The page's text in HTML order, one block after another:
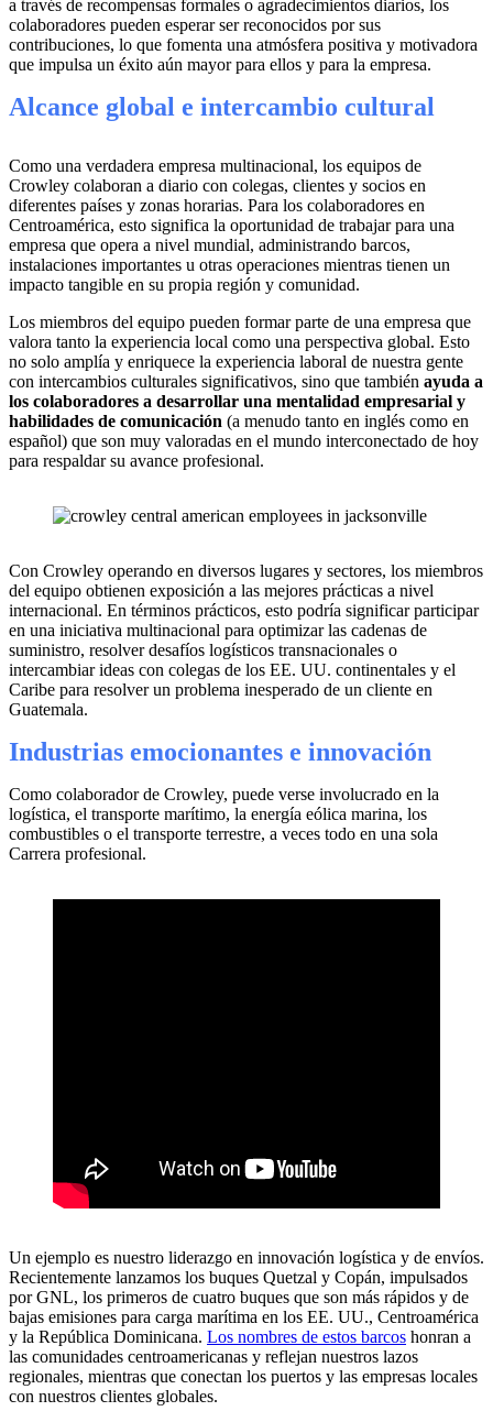
a través de recompensas formales o agradecimientos diarios, los
colaboradores pueden esperar ser reconocidos por sus
contribuciones, lo que fomenta una atmósfera positiva y motivadora
que impulsa un éxito aún mayor para ellos y para la empresa.
Alcance global e intercambio cultural
Como una verdadera empresa multinacional, los equipos de
Crowley colaboran a diario con colegas, clientes y socios en
diferentes países y zonas horarias. Para los colaboradores en
Centroamérica, esto significa la oportunidad de trabajar para una
empresa que opera a nivel mundial, administrando barcos,
instalaciones importantes u otras operaciones mientras tienen un
impacto tangible en su propia región y comunidad.
Los miembros del equipo pueden formar parte de una empresa que
valora tanto la experiencia local como una perspectiva global. Esto
no solo amplía y enriquece la experiencia laboral de nuestra gente
con intercambios culturales significativos, sino que también ayuda a
los colaboradores a desarrollar una mentalidad empresarial y
habilidades de comunicación (a menudo tanto en inglés como en
español) que son muy valoradas en el mundo interconectado de hoy
para respaldar su avance profesional.
Con Crowley operando en diversos lugares y sectores, los miembros
del equipo obtienen exposición a las mejores prácticas a nivel
internacional. En términos prácticos, esto podría significar participar
en una iniciativa multinacional para optimizar las cadenas de
suministro, resolver desafíos logísticos transnacionales o
intercambiar ideas con colegas de los EE. UU. continentales y el
Caribe para resolver un problema inesperado de un cliente en
Guatemala.
Industrias emocionantes e innovación
Como colaborador de Crowley, puede verse involucrado en la
logística, el transporte marítimo, la energía eólica marina, los
combustibles o el transporte terrestre, a veces todo en una sola
Carrera profesional.
Un ejemplo es nuestro liderazgo en innovación logística y de envíos.
Recientemente lanzamos los buques Quetzal y Copán, impulsados
por GNL, los primeros de cuatro buques que son más rápidos y de
bajas emisiones para carga marítima en los EE. UU., Centroamérica
y la República Dominicana. Los nombres de estos barcos honran a
las comunidades centroamericanas y reflejan nuestros lazos
regionales, mientras que conectan los puertos y las empresas locales
con nuestros clientes globales.